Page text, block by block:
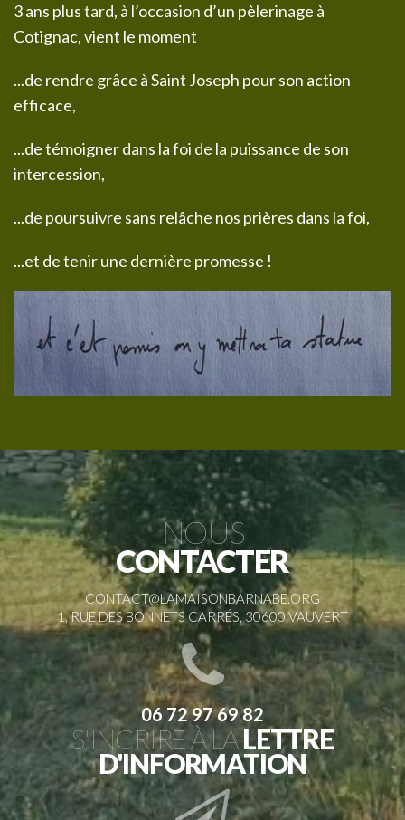
3 ans plus tard, à l’occasion d’un pèlerinage à
Cotignac, vient le moment
...de rendre grâce à Saint Joseph pour son action
efficace,
...de témoigner dans la foi de la puissance de son
intercession,
...de poursuivre sans relâche nos prières dans la foi,
...et de tenir une dernière promesse !
NOUS
CONTACTER
CONTACT@LAMAISONBARNABE.ORG
1, RUE DES BONNETS CARRÉS, 30600 VAUVERT
06 72 97 69 82
S'INCRIRE À LALETTRE
D'INFORMATION